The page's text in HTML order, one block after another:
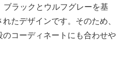
ブラックとウルフグレーを基
たデザインです。そのため、
コーディネートにも合わせや